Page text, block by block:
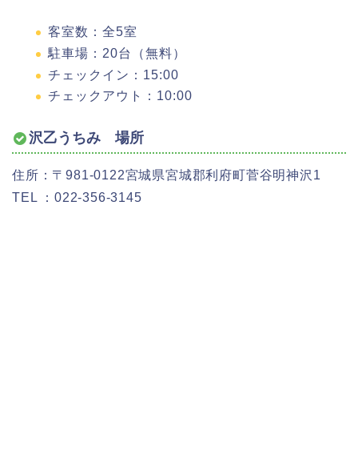
客室数：全5室
駐車場：20台（無料）
チェックイン：15:00
チェックアウト：10:00
沢乙うちみ 場所
住所：〒981-0122宮城県宮城郡利府町菅谷明神沢1
TEL ：022-356-3145